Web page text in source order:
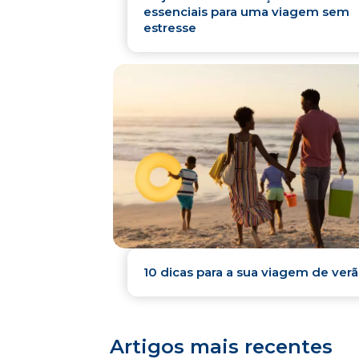
essenciais para uma viagem sem
estresse
10 dicas para a sua viagem de
Artigos mais recentes